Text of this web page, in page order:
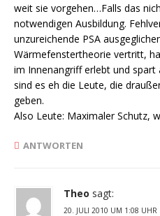
weit sie vorgehen…Falls das
notwendigen Ausbildung.
unzureichende PSA
Wärmefenstertheorie vertritt,
im Innenangriff erlebt und
sind es eh die Leute, die
geben.
Also Leute: Maximaler Schutz,
ANTWORTEN
Theo sagt:
20. JULI 2010 UM 1:08 UHR